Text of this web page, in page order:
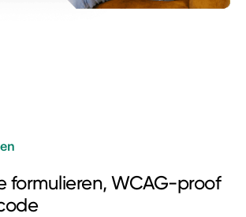
formulieren, WCAG-p roof